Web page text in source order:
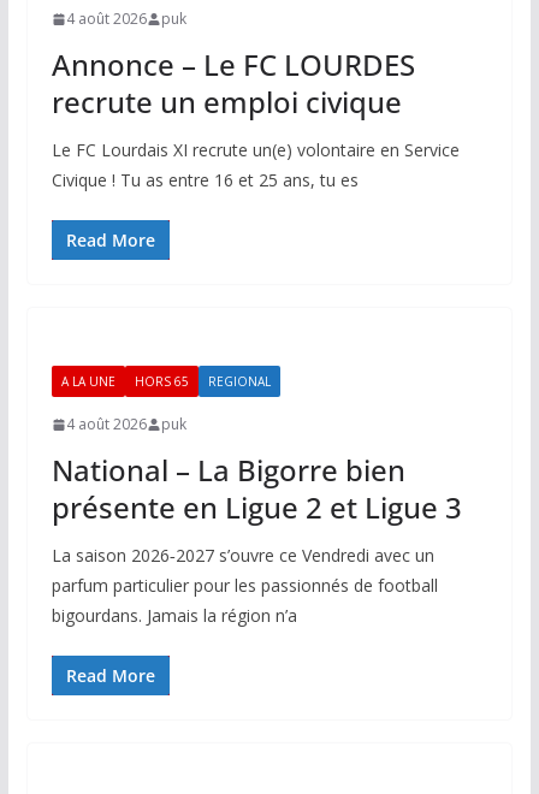
4 août 2026 puk
Annonce – Le FC LOURDES
recrute un emploi civique
Le FC Lourdais XI recrute un(e) volontaire en Service
Civique ! Tu as entre 16 et 25 ans, tu es
Read More
A LA UNE HORS 65 REGIONAL
4 août 2026 puk
National – La Bigorre bien
présente en Ligue 2 et Ligue 3
La saison 2026‑2027 s’ouvre ce Vendredi avec un
parfum particulier pour les passionnés de football
bigourdans. Jamais la région n’a
Read More